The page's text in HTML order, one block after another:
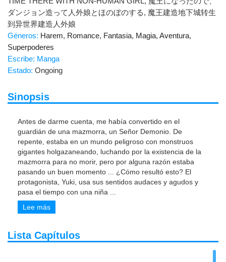
ダンジョン造って人外娘とほのぼのする, 魔王建造地下城转生
到异世界建造人外娘
Géneros: Harem, Romance, Fantasia, Magia, Aventura,
Superpoderes
Escribe: Manga
Estado: Ongoing
Sinopsis
Antes de darme cuenta, me había convertido en el
guardián de una mazmorra, un Señor Demonio. De
repente, estaba en un mundo peligroso con monstruos
gigantes holgazaneando, luchando por la existencia de la
mazmorra para no morir, pero por alguna razón estaba
pasando un buen momento ... ¿Cómo resultó esto? El
protagonista, Yuki, usa sus sentidos audaces y agudos y
pasa el tiempo con una niña
Lee más
Lista Capítulos